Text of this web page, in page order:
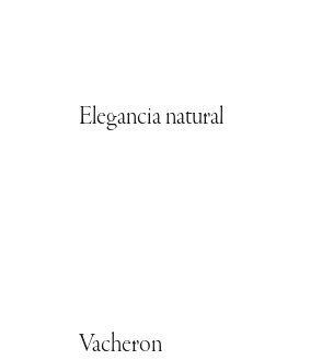
Elegancia natural
Vacheron